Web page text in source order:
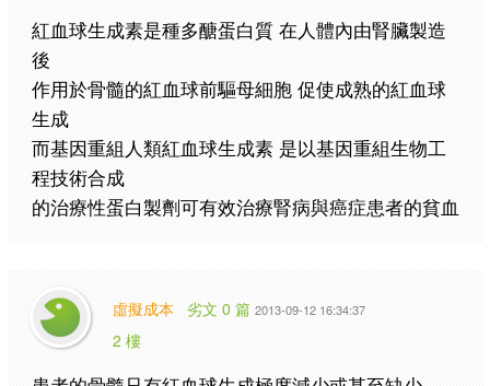
紅血球生成素是種多醣蛋白質 在人體內由腎臟製造
後
作用於骨髓的紅血球前驅母細胞 促使成熟的紅血球
生成
而基因重組人類紅血球生成素 是以基因重組生物工
程技術合成
的治療性蛋白製劑可有效治療腎病與癌症患者的貧血
虛擬成本 劣文 0 篇 2013-09-12 16:34:37
2 樓